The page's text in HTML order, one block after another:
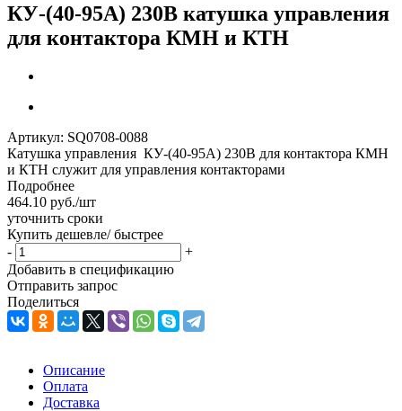
КУ-(40-95А) 230В катушка управления
для контактора КМН и КТН
Артикул: SQ0708-0088
Катушка управления КУ-(40-95А) 230В для контактора КМН
и КТН служит для управления контакторами
Подробнее
464.10 руб./шт
уточнить сроки
Купить дешевле/ быстрее
-
+
Добавить в спецификацию
Отправить запрос
Поделиться
Описание
Оплата
Доставка